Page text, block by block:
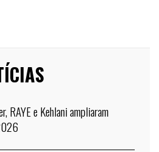
RAYE e Kehlani ampliaram